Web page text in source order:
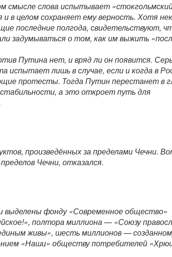
смысле слова испытывает
и в целом сохраняет ему верность. Хотя
последние полгода, свидетельствуют,
задумываться о том, как им выжить
Путина нет, и вряд ли он появится.
испытает лишь в случае, если и когда в
протесты. Тогда Путин перестанет в
а это откроет путь для
произведённых за пределами Чечни.
Чечни, отказался.
выделены фонду «Современное общество»
полтора миллиона — «Союзу
живы», шесть миллионов —
«Наши» обществу потребителей